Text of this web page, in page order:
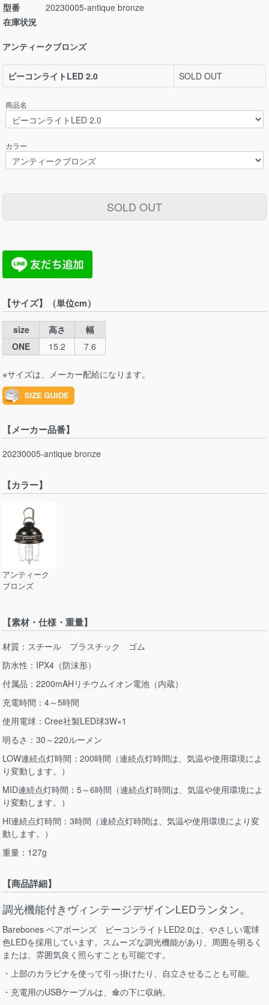
型番
20230005-antique bronze
在庫状況
アンティークブロンズ
ビーコンライトLED 2.0 SOLD OUT
商品名
カラー
SOLD OUT
【サイズ】（単位cm）
size 高さ
幅
ONE
15.2 7.6
※サイズは、メーカー配給になります。
【メーカー品番】
20230005-antique bronze
【カラー】
アンティーク
ブロンズ
【素材・仕様・重量】
材質：スチール プラスチック ゴム
防水性：IPX4（防沫形）
付属品：2200mAHリチウムイオン電池（内蔵）
充電時間：4～5時間
使用電球：Cree社製LED球3W×1
明るさ：30～220ルーメン
LOW連続点灯時間：200時間（連続点灯時間は、気温や使用環境によ
り変動します。）
MID連続点灯時間：5～6時間（連続点灯時間は、気温や使用環境によ
り変動します。）
HI連続点灯時間：3時間（連続点灯時間は、気温や使用環境により変
動します。）
重量：127g
【商品詳細】
調光機能付きヴィンテージデザインLEDランタン。
Barebones ベアボーンズ ビーコンライトLED2.0は、やさしい電球
色LEDを採用しています。スムーズな調光機能があり、周囲を明るく
または、雰囲気良く照らすことも可能です。
・上部のカラビナを使って引っ掛けたり、自立させることも可能。
・充電用のUSBケーブルは、傘の下に収納。